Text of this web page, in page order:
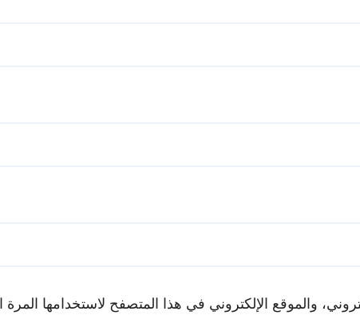
والموقع الإلكتروني في هذا المتصفح لاستخدامها المرة